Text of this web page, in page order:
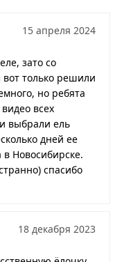
15 апреля 2024
зато со
только решили
но ребята
всех
выбрали ель
дней ее
в Новосибирске.
спасибо
18 декабря 2023